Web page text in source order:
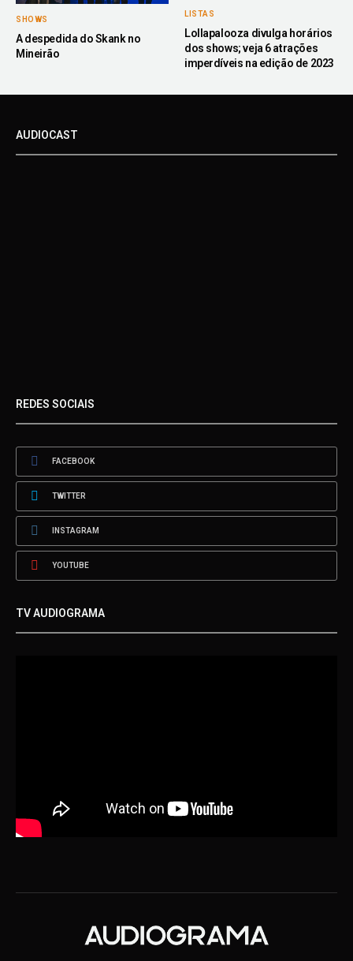
SHOWS
A despedida do Skank no
Mineirão
LISTAS
Lollapalooza divulga horários
dos shows; veja 6 atrações
imperdíveis na edição de 2023
AUDIOCAST
REDES SOCIAIS
FACEBOOK
TWITTER
INSTAGRAM
YOUTUBE
TV AUDIOGRAMA